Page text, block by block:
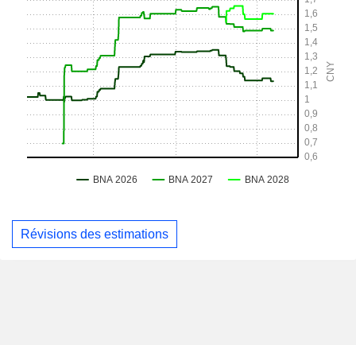
Révisions des estimations